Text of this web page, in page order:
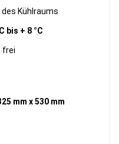
Kühlraums
bis + 8 °C
frei
mm x 530 mm